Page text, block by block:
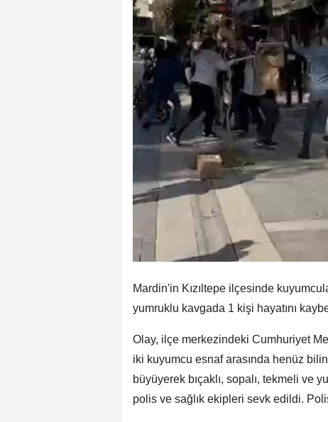
Mardin'in Kızıltepe ilçesinde
yumruklu kavgada 1 kişi hayatını
Olay, ilçe merkezindeki Cumhuriyet
iki kuyumcu esnaf arasında henüz
büyüyerek bıçaklı, sopalı, tekmeli ve
polis ve sağlık ekipleri sevk edildi.